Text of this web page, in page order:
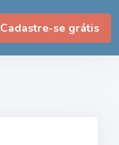
Cadastre-se grátis